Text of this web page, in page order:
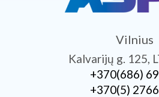
Vilnius
Kalvarijų g. 125,
+370­(686)
+370­(5)